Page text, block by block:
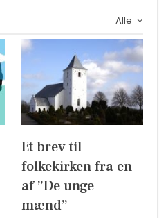
Alle
Et brev til
folkekirken fra en
af ”De unge
mænd”